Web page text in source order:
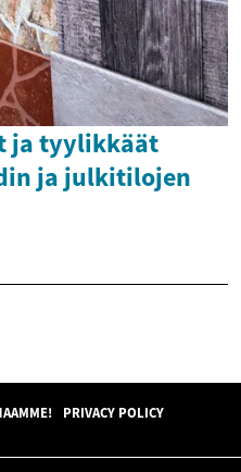
ja tyylikkäät
ja julkitilojen
PRIVACY POLICY